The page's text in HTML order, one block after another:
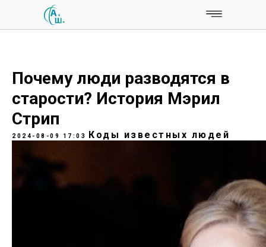
Почему люди разводятся в
старости? История Мэрил
Стрип
2024-08-09 17:03 Коды известных людей